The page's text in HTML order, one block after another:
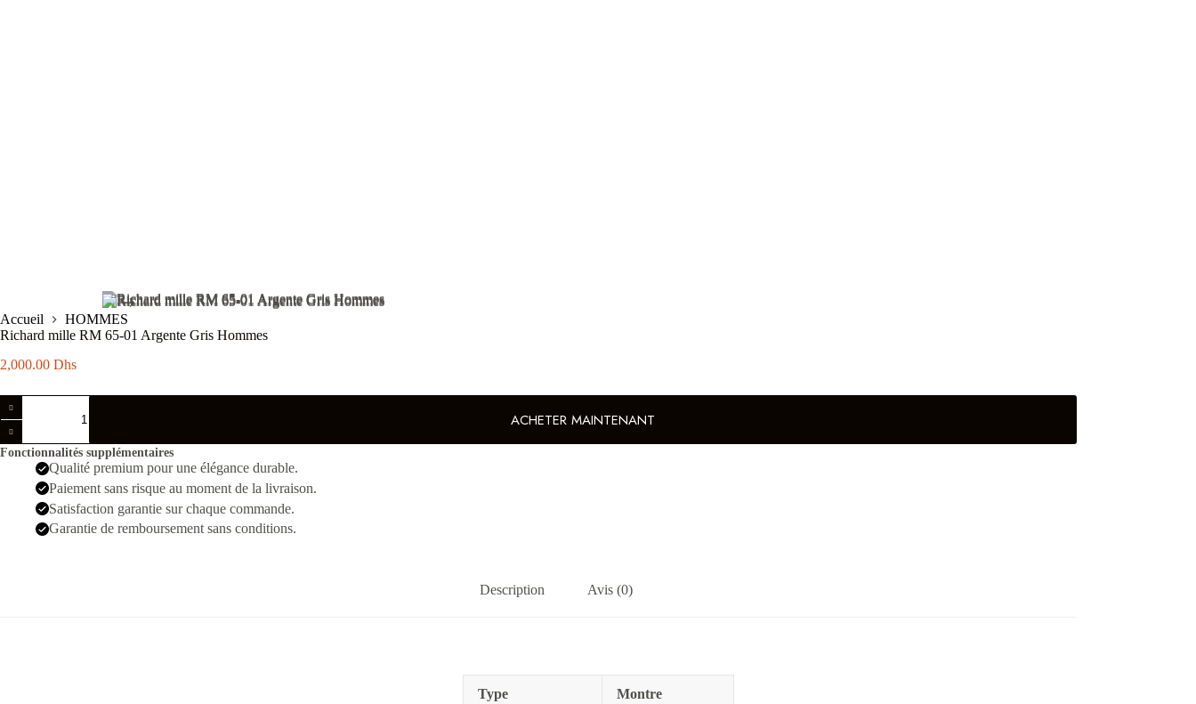
Accueil
HOMMES
Richard mille RM 65-01 Argente Gris Hommes
2,000.00 Dhs
de
Richard
mille
Argente
Hommes
ACHETER MAINTENANT
Fonctionnalités supplémentaires
Qualité premium pour une élégance durable.
Paiement sans risque au moment de la livraison.
Satisfaction garantie sur chaque commande.
Garantie de remboursement sans conditions.
Description Avis (0)
Type Montre